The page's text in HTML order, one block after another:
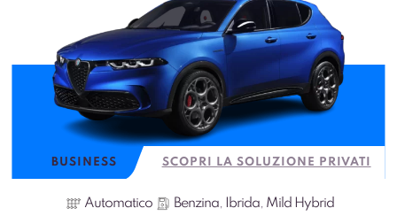
BUSINESS SCOPRI LA SOLUZIONE PRIVATI
Automatico Benzina, Ibrida, Mild Hybrid